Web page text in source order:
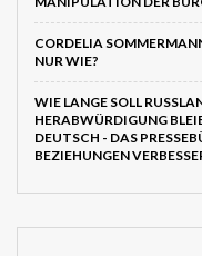
CORDELIA
NUR WIE?
WIE LANGE SOLL
HERABWÜRDIGUNG
DEUTSCH - DAS
BEZIEHUNGEN